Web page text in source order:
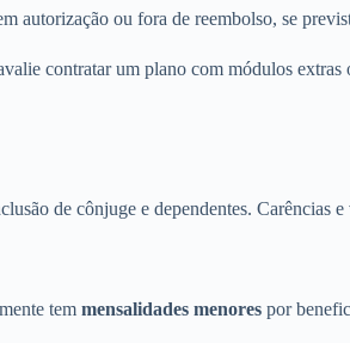
autorização ou fora de reembolso, se
contratar um plano com módulos
de cônjuge e dependentes. Carências
tem mensalidades menores por